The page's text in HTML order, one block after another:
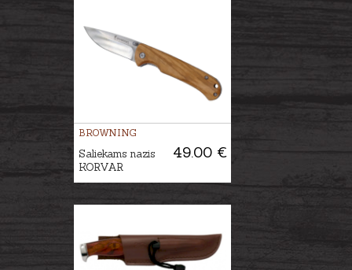
BROWNING
49.00 €
Saliekams nazis
KORVAR